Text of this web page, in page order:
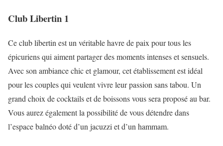
Club Libertin 1
Ce club libertin est un véritable havre de paix pour tous les
épicuriens qui aiment partager des moments intenses et sensuels.
Avec son ambiance chic et glamour, cet établissement est idéal
pour les couples qui veulent vivre leur passion sans tabou. Un
grand choix de cocktails et de boissons vous sera proposé au bar.
Vous aurez également la possibilité de vous détendre dans
l’espace balnéo doté d’un jacuzzi et d’un hammam.